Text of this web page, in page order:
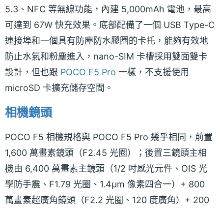
5.3、NFC 等無線功能，內建 5,000mAh 電池，最高
可達到 67W 快充效果。底部配備了一個 USB Type-C
連接埠和一個具有防塵防水膠圈的卡托，能夠有效地
防止水氣和粉塵進入，nano-SIM 卡槽採用雙面雙卡
設計，但也跟 POCO F5 Pro 一樣，不支援使用
microSD 卡擴充儲存空間。
相機鏡頭
POCO F5 相機規格與 POCO F5 Pro 幾乎相同，前置
1,600 萬畫素鏡頭（F2.45 光圈）；後置三鏡頭主相
機由 6,400 萬畫素主鏡頭（1/2 吋感光元件、OIS 光
學防手震、F1.79 光圈、1.4μm 像素四合一）+ 800
萬畫素超廣角鏡頭（F2.2 光圈、120 度廣角）+ 200